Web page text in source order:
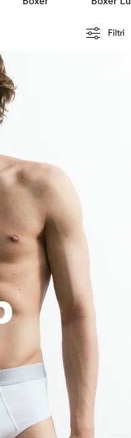
Filtri